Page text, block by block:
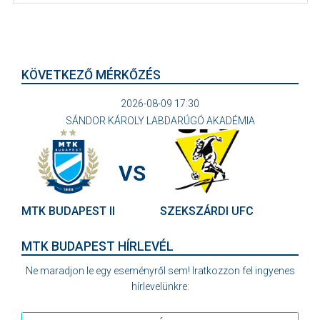
KÖVETKEZŐ MÉRKŐZÉS
2026-08-09 17:30
SÁNDOR KÁROLY LABDARÚGÓ AKADÉMIA
MTK BUDAPEST II
VS
SZEKSZÁRDI UFC
MTK BUDAPEST HÍRLEVÉL
Ne maradjon le egy eseményről sem! Iratkozzon fel ingyenes
hírlevelünkre: